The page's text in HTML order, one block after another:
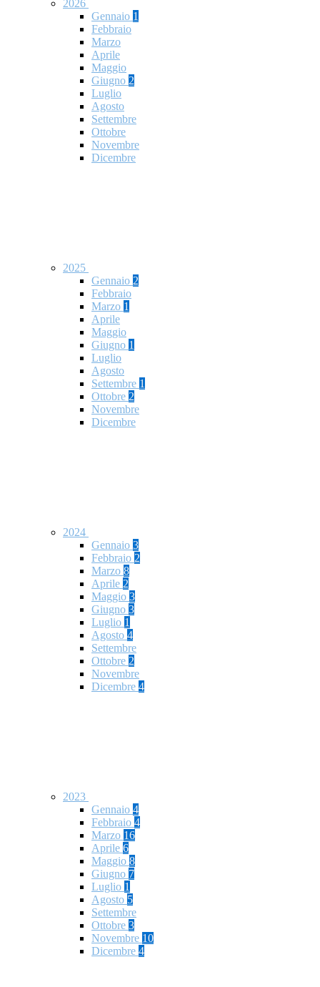
2026
Gennaio 1
Febbraio
Marzo
Aprile
Maggio
Giugno 2
Luglio
Agosto
Settembre
Ottobre
Novembre
Dicembre
2025
Gennaio 2
Febbraio
Marzo 1
Aprile
Maggio
Giugno 1
Luglio
Agosto
Settembre 1
Ottobre 2
Novembre
Dicembre
2024
Gennaio 3
Febbraio 2
Marzo 8
Aprile 2
Maggio 3
Giugno 3
Luglio 1
Agosto 4
Settembre
Ottobre 2
Novembre
Dicembre 4
2023
Gennaio 4
Febbraio 4
Marzo 16
Aprile 6
Maggio 8
Giugno 7
Luglio 1
Agosto 5
Settembre
Ottobre 3
Novembre 10
Dicembre 4